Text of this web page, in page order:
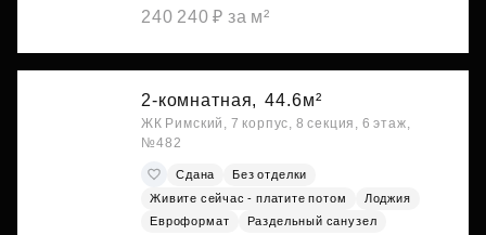
240 240 ₽ за м²
2-комнатная, 44.6м²
ЖК Римский, 7 корпус, 8 секция, 6 этаж,
№482
Сдана
Без отделки
Живите сейчас - платите потом
Лоджия
Евроформат
Раздельный санузел